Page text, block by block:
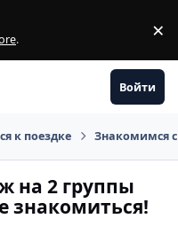
. ×
Войти
к поездке Знакомимся
на 2 группы
знакомиться!